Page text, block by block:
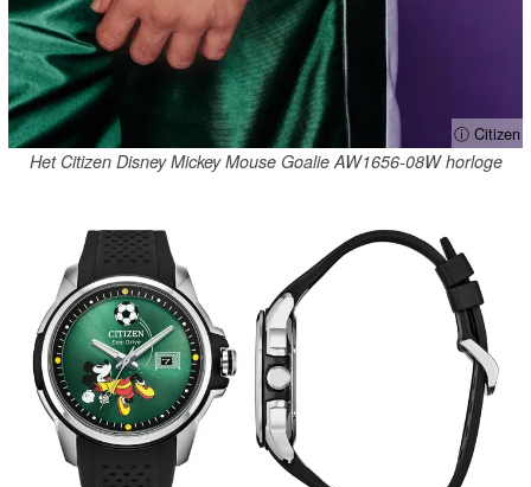
ⓘ Citizen
Het Citizen Disney Mickey Mouse Goalie AW1656-08W horloge